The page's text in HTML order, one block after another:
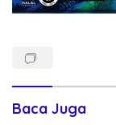
Baca Juga